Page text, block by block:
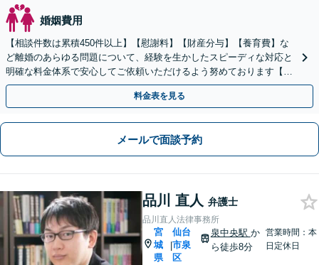
婚姻費用
【相談件数は累積450件以上】【慰謝料】【財産分与】【養育費】な
ど離婚のあらゆる問題について、経験を生かしたスピーディな対応と
明確な料金体系で安心してご依頼いただけるよう努めております【弁
護士経験15年以上】
料金表を見る
メールで面談予約
品川 直人 弁護士
品川直人法律事務所
宮
城
県
|
仙台
市泉
区
泉中央駅 か
ら徒歩8分
営業時間：本
日定休日